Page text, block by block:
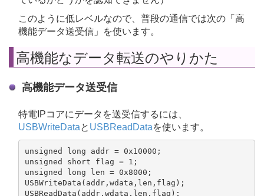
このように低レベルなので、普段の通信では次の「高
機能データ送受信」を使います。
高機能なデータ転送のやりかた
高機能データ送受信
特電IPコアにデータを送受信するには、
USBWriteDataと USBReadDataを使います。
unsigned long addr = 0x10000;
unsigned short flag = 1;
unsigned long len = 0x8000;
USBWriteData(addr,wdata,len,flag);